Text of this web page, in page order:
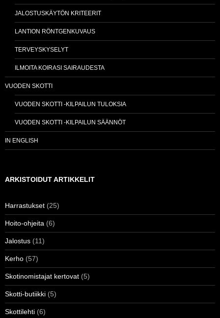
JALOSTUSKÄYTÖN KRITEERIT
LANTION RÖNTGENKUVAUS
TERVEYSKYSELYT
ILMOITA KOIRASI SAIRAUDESTA
VUODEN SKOTTI
VUODEN SKOTTI -KILPAILUN TULOKSIA
VUODEN SKOTTI -KILPAILUN SÄÄNNÖT
IN ENGLISH
ARKISTOIDUT ARTIKKELIT
Harrastukset (25)
Hoito-ohjeita (6)
Jalostus (11)
Kerho (57)
Skotinomistajat kertovat (5)
Skotti-butiikki (5)
Skottilehti (6)